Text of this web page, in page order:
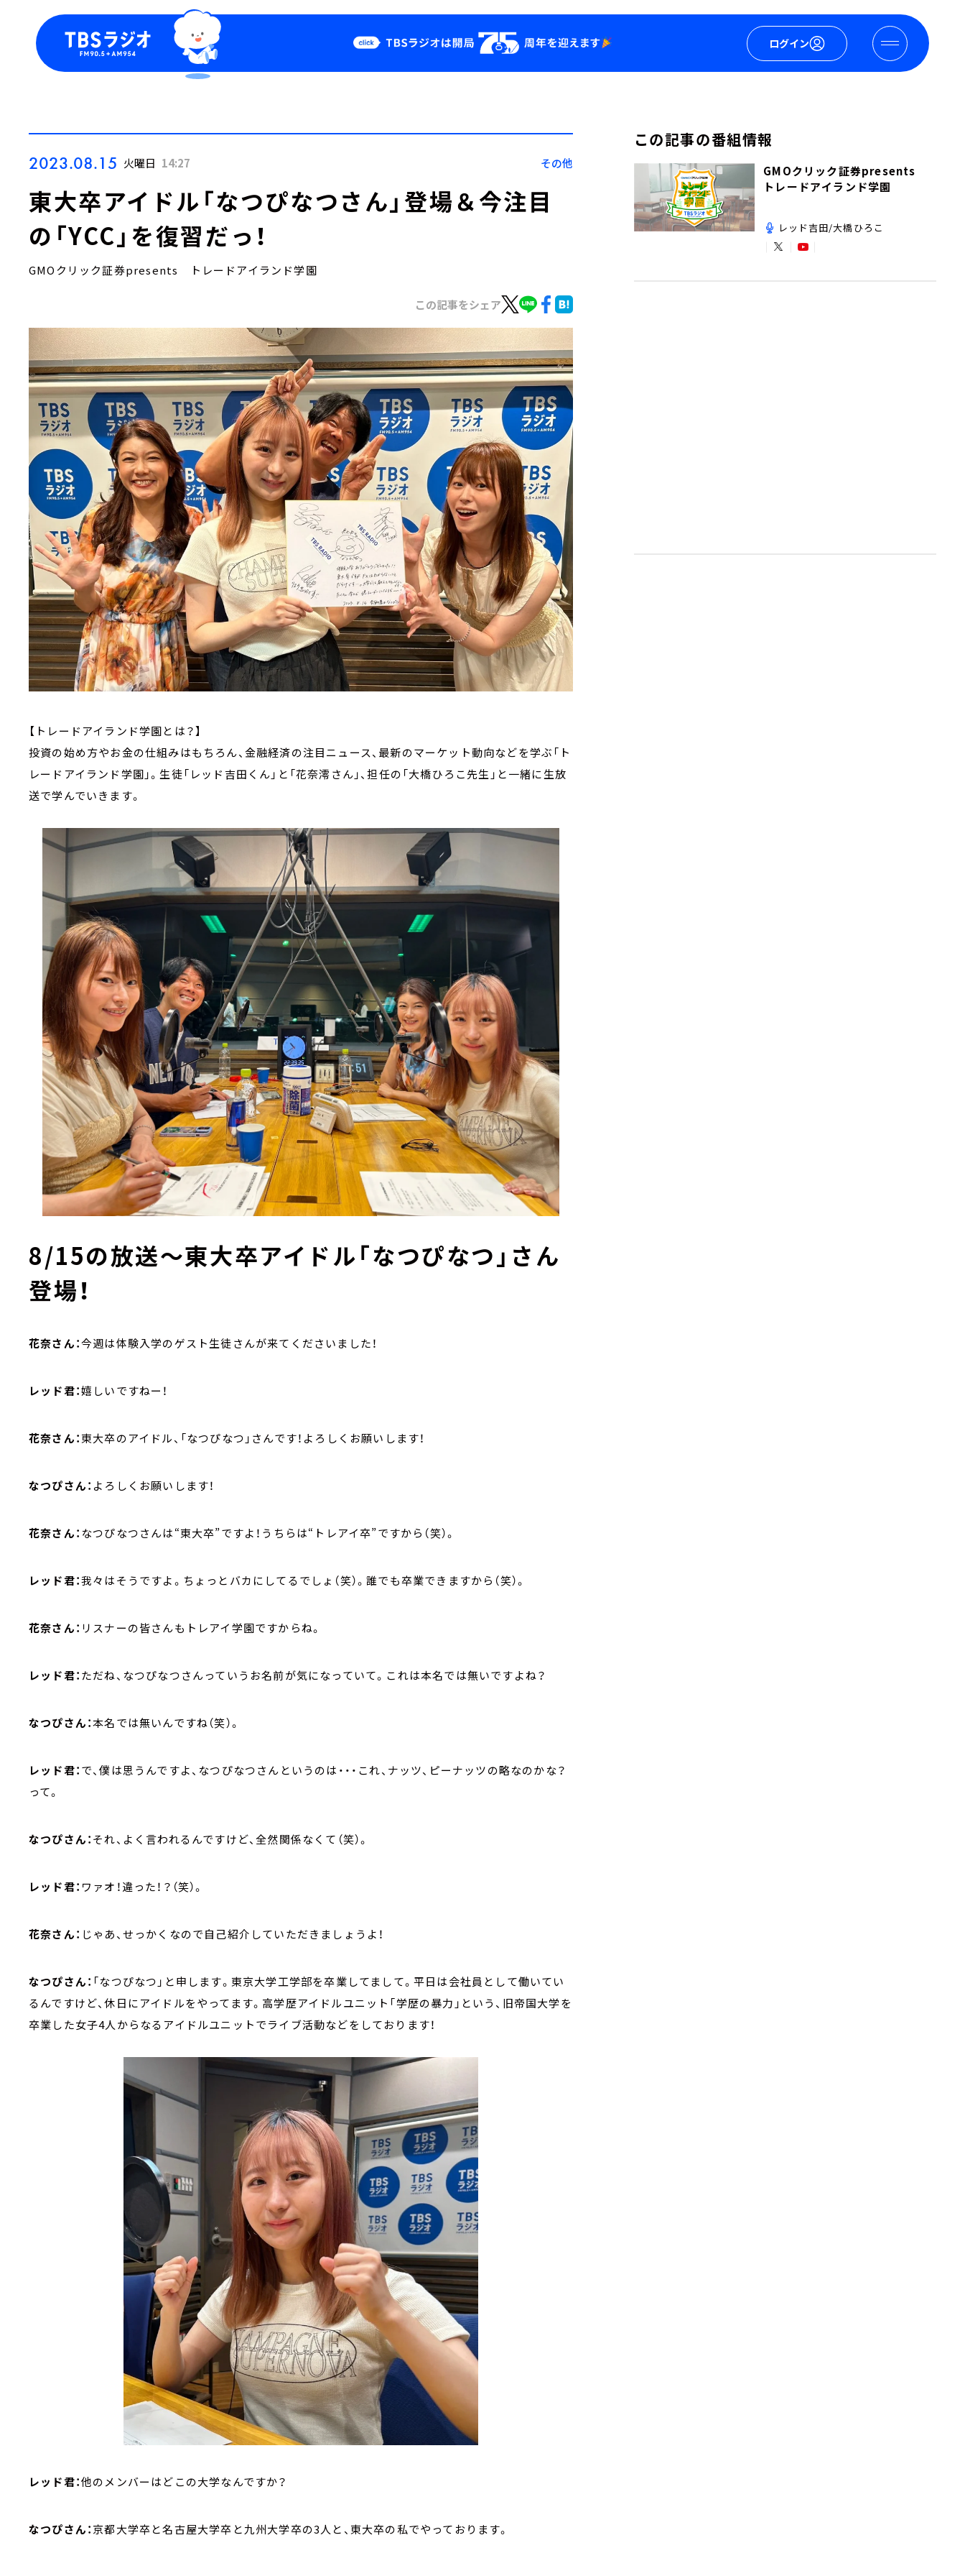
ログイン
Podcast
YouTube
2023.08.15 火曜日 14:27 その他
東大卒アイドル「なつぴなつさん」登場＆今注目
の「YCC」を復習だっ！
GMOクリック証券presents トレードアイランド学園
この記事をシェア
【トレードアイランド学園とは？】
投資の始め方やお金の仕組みはもちろん、金融経済の注目ニュース、最新のマーケット動向などを学ぶ「ト
レードアイランド学園」。生徒「レッド吉田くん」と「花奈澪さん」、担任の「大橋ひろこ先生」と一緒に生放
送で学んでいきます。
8/15の放送～東大卒アイドル「なつぴなつ」さん
登場！
花奈さん：今週は体験入学のゲスト生徒さんが来てくださいました！
レッド君：嬉しいですねー！
花奈さん：東大卒のアイドル、「なつぴなつ」さんです！よろしくお願いします！
なつぴさん： よろしくお願いします！
花奈さん： なつぴなつさんは“東大卒”ですよ！うちらは“トレアイ卒”ですから（笑）。
レッド君：我々はそうですよ。ちょっとバカにしてるでしょ（笑）。誰でも卒業できますから（笑）。
花奈さん： リスナーの皆さんもトレアイ学園ですからね。
レッド君：ただね、なつぴなつさんっていうお名前が気になっていて。これは本名では無いですよね？
なつぴさん：本名では無いんですね（笑）。
レッド君：で、僕は思うんですよ、なつぴなつさんというのは・・・これ、ナッツ、ピーナッツの略なのかな？
って。
なつぴさん：それ、よく言われるんですけど、全然関係なくて（笑）。
レッド君： ワァオ！違った！？（笑）。
花奈さん： じゃあ、せっかくなので自己紹介していただきましょうよ！
なつぴさん： 「なつぴなつ」と申します。東京大学工学部を卒業してまして。平日は会社員として働いてい
るんですけど、休日にアイドルをやってます。高学歴アイドルユニット「学歴の暴力」という、旧帝国大学を
卒業した女子4人からなるアイドルユニットでライブ活動などをしております！
レッド君：他のメンバーはどこの大学なんですか？
なつぴさん：京都大学卒と名古屋大学卒と九州大学卒の3人と、東大卒の私でやっております。
この記事の番組情報
GMOクリック証券presents
トレードアイランド学園
レッド吉田/大橋ひろこ